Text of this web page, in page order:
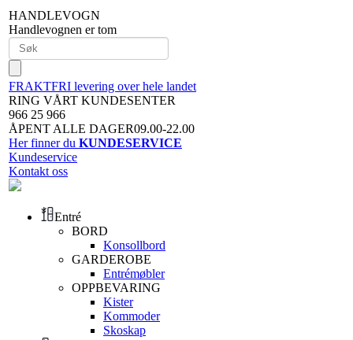
HANDLEVOGN
Handlevognen er tom
FRAKTFRI levering over hele landet
RING VÅRT KUNDESENTER
966 25 966
ÅPENT ALLE DAGER09.00-22.00
Her finner du KUNDESERVICE
Kundeservice
Kontakt oss
Entré
BORD
Konsollbord
GARDEROBE
Entrémøbler
OPPBEVARING
Kister
Kommoder
Skoskap